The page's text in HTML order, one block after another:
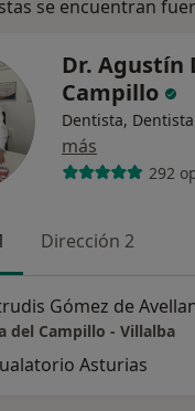
se encuentran
Dr. Agustín
Campillo
Dentista,
más
292
Dirección 2
del Campillo - Villalba
Asturias